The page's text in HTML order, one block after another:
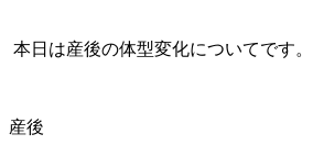
本日は産後の体型変化についてです。
産後